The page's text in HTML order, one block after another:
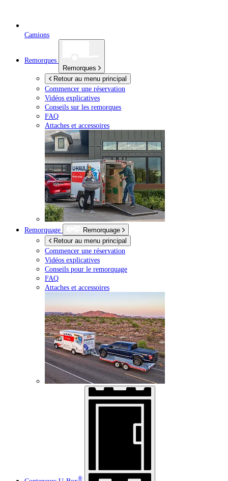
Camions
Remorques
Remorques
Retour au menu principal
Commencer une réservation
Vidéos explicatives
Conseils sur les remorques
FAQ
Attaches et accessoires
Remorquage
Remorquage
Retour au menu principal
Commencer une réservation
Vidéos explicatives
Conseils pour le remorquage
FAQ
Attaches et accessoires
®